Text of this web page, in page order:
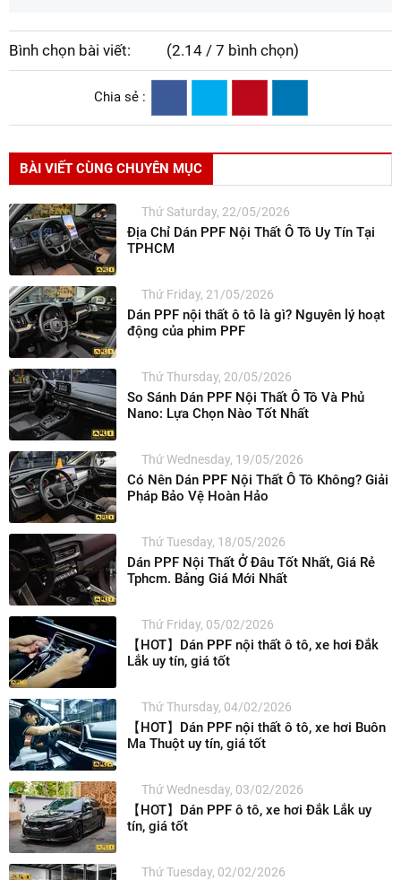
Bình chọn bài viết: (2.14 / 7 bình chọn)
Chia sẻ :
BÀI VIẾT CÙNG CHUYÊN MỤC
Thứ Saturday, 22/05/2026
Địa Chỉ Dán PPF Nội Thất Ô Tô Uy Tín Tại
TPHCM
Thứ Friday, 21/05/2026
Dán PPF nội thất ô tô là gì? Nguyên lý hoạt
động của phim PPF
Thứ Thursday, 20/05/2026
So Sánh Dán PPF Nội Thất Ô Tô Và Phủ
Nano: Lựa Chọn Nào Tốt Nhất
Thứ Wednesday, 19/05/2026
Có Nên Dán PPF Nội Thất Ô Tô Không? Giải
Pháp Bảo Vệ Hoàn Hảo
Thứ Tuesday, 18/05/2026
Dán PPF Nội Thất Ở Đâu Tốt Nhất, Giá Rẻ
Tphcm. Bảng Giá Mới Nhất
Thứ Friday, 05/02/2026
【HOT】Dán PPF nội thất ô tô, xe hơi Đắk
Lắk uy tín, giá tốt
Thứ Thursday, 04/02/2026
【HOT】Dán PPF nội thất ô tô, xe hơi Buôn
Ma Thuột uy tín, giá tốt
Thứ Wednesday, 03/02/2026
【HOT】Dán PPF ô tô, xe hơi Đắk Lắk uy
tín, giá tốt
Thứ Tuesday, 02/02/2026